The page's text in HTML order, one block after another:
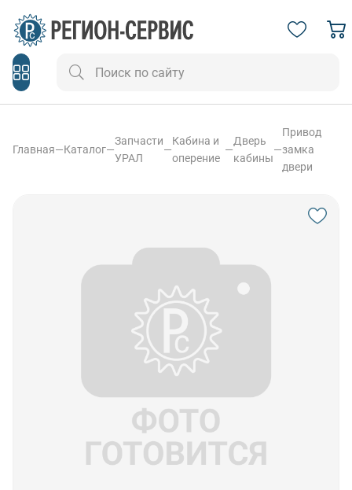
Главная—Каталог—
Запчасти
УРАЛ
—
Кабина и
оперение
—
Дверь
кабины
—
Привод
замка
двери